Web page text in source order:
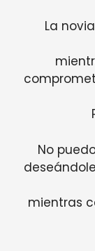
La
No
mientras